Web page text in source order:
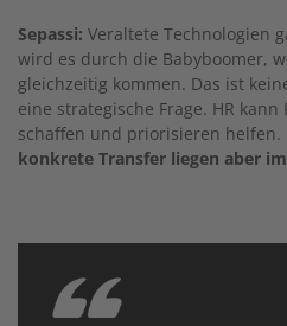
Sepassi: Veraltete Technologien
wird es durch die Babyboomer,
gleichzeitig kommen. Das ist
eine strategische Frage. HR
schaffen und priorisieren helfen.
konkrete Transfer liegen aber im